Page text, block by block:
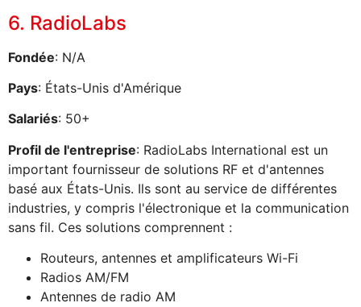
6. RadioLabs
Fondée: N/A
Pays: États-Unis d'Amérique
Salariés: 50+
Profil de l'entreprise: RadioLabs International est un
important fournisseur de solutions RF et d'antennes
basé aux États-Unis. Ils sont au service de différentes
industries, y compris l'électronique et la communication
sans fil. Ces solutions comprennent :
Routeurs, antennes et amplificateurs Wi-Fi
Radios AM/FM
Antennes de radio AM